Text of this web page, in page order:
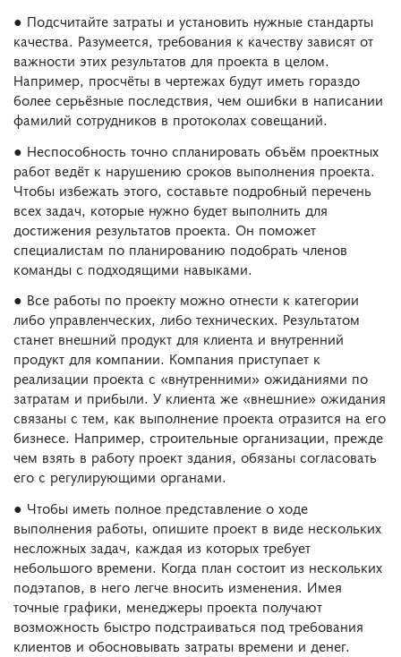
● Подсчитайте затраты и установить нужные стандарты
качества. Разумеется, требования к качеству зависят от
важности этих результатов для проекта в целом.
Например, просчёты в чертежах будут иметь гораздо
более серьёзные последствия, чем ошибки в написании
фамилий сотрудников в протоколах совещаний.
● Неспособность точно спланировать объём проектных
работ ведёт к нарушению сроков выполнения проекта.
Чтобы избежать этого, составьте подробный перечень
всех задач, которые нужно будет выполнить для
достижения результатов проекта. Он поможет
специалистам по планированию подобрать членов
команды с подходящими навыками.
● Все работы по проекту можно отнести к категории
либо управленческих, либо технических. Результатом
станет внешний продукт для клиента и внутренний
продукт для компании. Компания приступает к
реализации проекта с «внутренними» ожиданиями по
затратам и прибыли. У клиента же «внешние» ожидания
связаны с тем, как выполнение проекта отразится на его
бизнесе. Например, строительные организации, прежде
чем взять в работу проект здания, обязаны согласовать
его с регулирующими органами.
● Чтобы иметь полное представление о ходе
выполнения работы, опишите проект в виде нескольких
несложных задач, каждая из которых требует
небольшого времени. Когда план состоит из нескольких
подэтапов, в него легче вносить изменения. Имея
точные графики, менеджеры проекта получают
возможность быстро подстраиваться под требования
клиентов и обосновывать затраты времени и денег.